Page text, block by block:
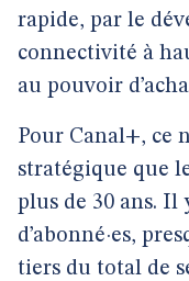
rapide, par le
connectivité à
au pouvoir
Pour Canal+, ce
stratégique que
plus de 30 ans.
d’abonné·es,
tiers du total de